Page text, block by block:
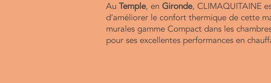
Au Temple, en Gironde, CLIMAQUITAINE
d’améliorer le confort thermique de cette
murales gamme Compact dans les
pour ses excellentes performances en